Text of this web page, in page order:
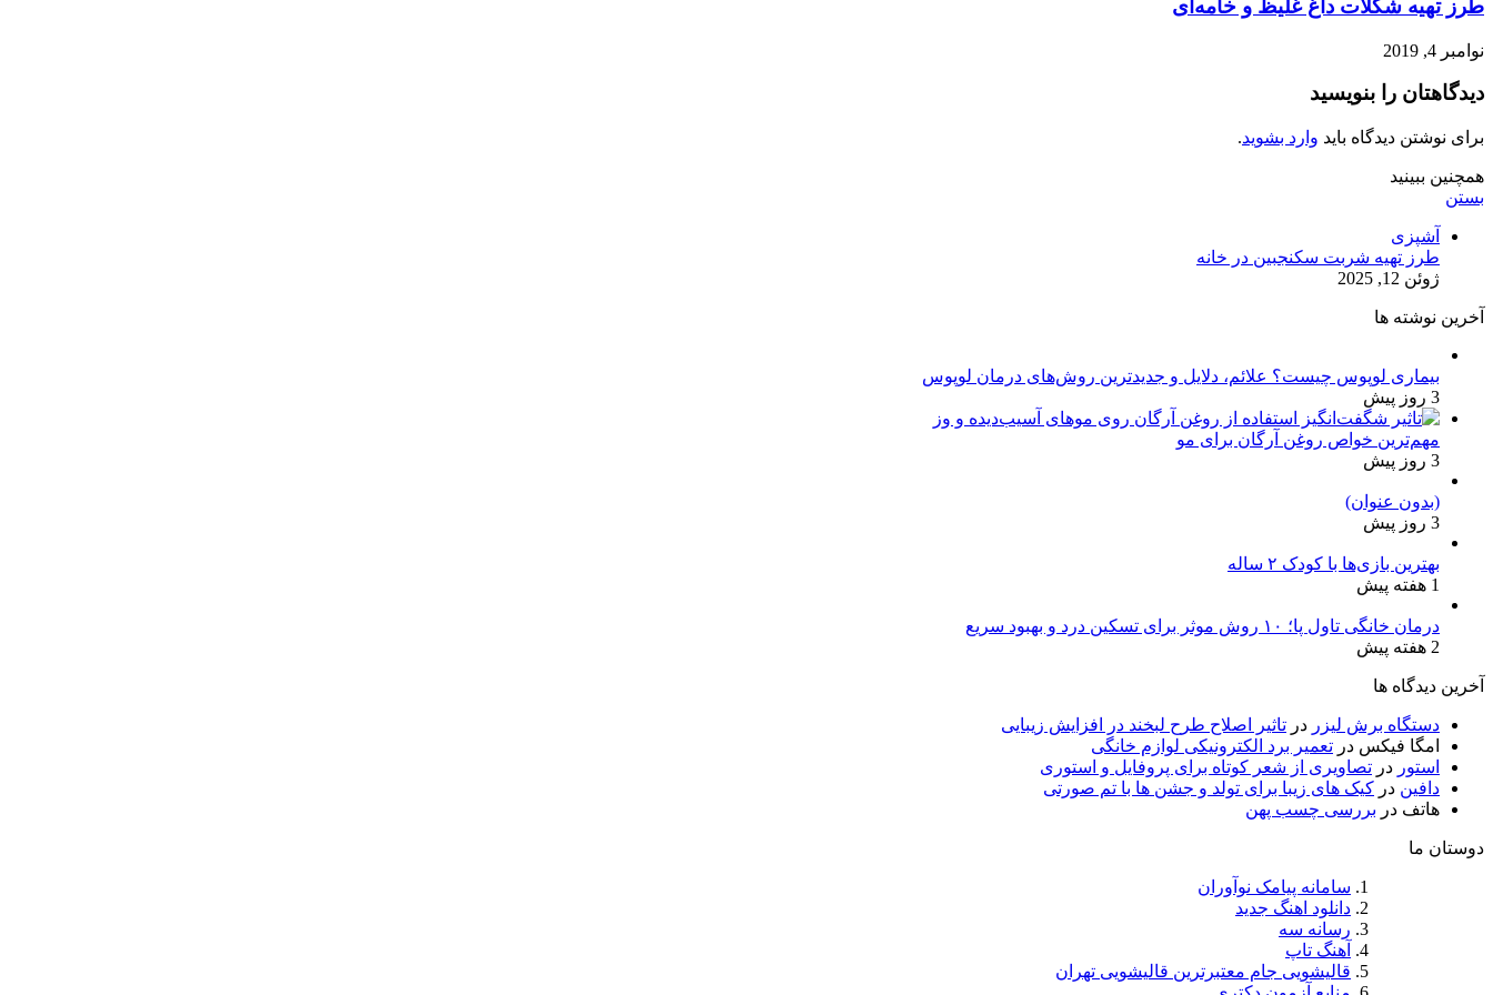
طرز تهیه شکلات داغ غلیظ و خامه‌ای
نوامبر 4, 2019
دیدگاهتان را بنویسید
برای نوشتن دیدگاه باید وارد بشوید.
همچنین ببینید
بستن
آشپزی
طرز تهیه شربت سکنجبین در خانه
ژوئن 12, 2025
آخرین نوشته ها
بیماری لوپوس چیست؟ علائم، دلایل و جدیدترین روش‌های درمان لوپوس
3 روز پیش
مهم‌ترین خواص روغن آرگان برای مو
3 روز پیش
(بدون عنوان)
3 روز پیش
بهترین بازی‌ها با کودک ۲ ساله
1 هفته پیش
درمان خانگی تاول پا؛ ۱۰ روش موثر برای تسکین درد و بهبود سریع
2 هفته پیش
آخرین دیدگاه ها
دستگاه برش لیزر در تاثیر اصلاح طرح لبخند در افزایش زیبایی
امگا فیکس در تعمیر برد الکترونیکی لوازم خانگی
استور در تصاویری از شعر کوتاه برای پروفایل و استوری
دافین در کیک های زیبا برای تولد و جشن ها با تم صورتی
هاتف در بررسی چسب پهن
دوستان ما
سامانه پیامک نوآوران
دانلود اهنگ جدید
رسانه سه
آهنگ تاپ
قالیشویی جام معتبرترین قالیشویی تهران